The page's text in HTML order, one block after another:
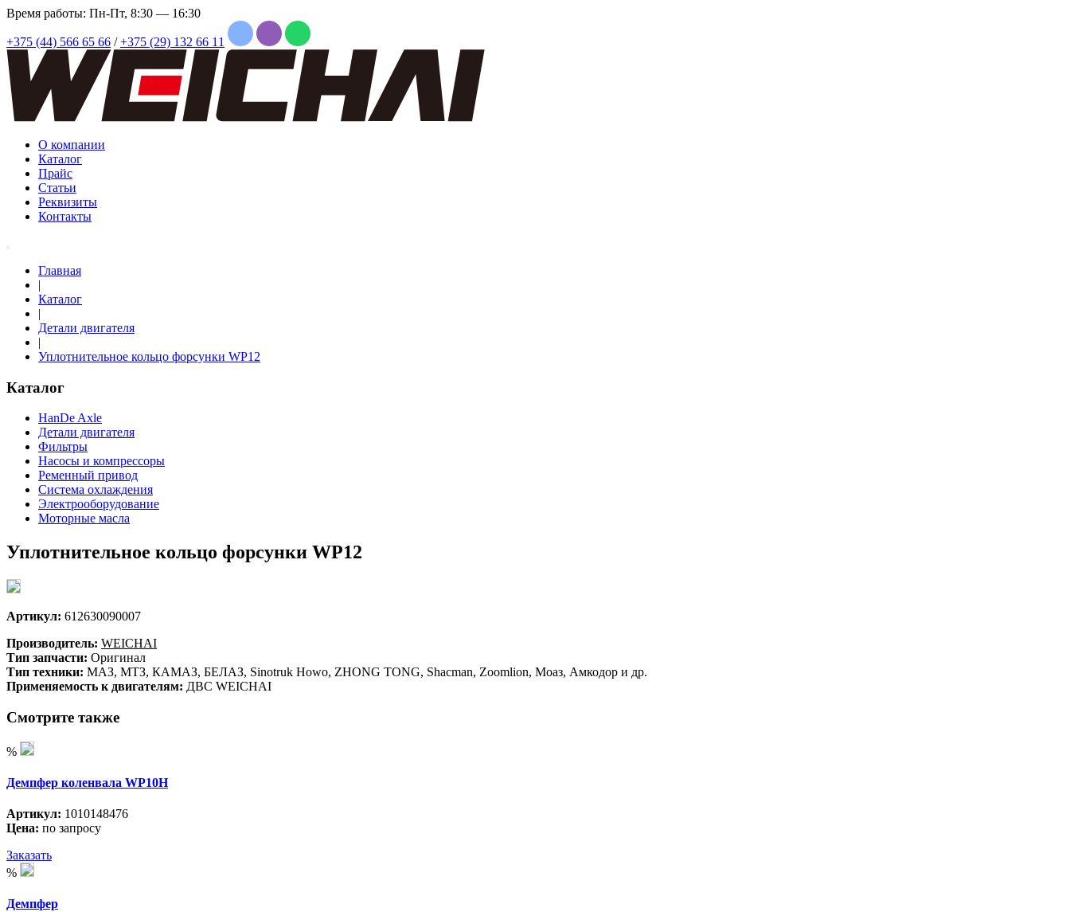
Время работы: Пн-Пт, 8:30 — 16:30
+375 (44) 566 65 66 / +375 (29) 132 66 11
О компании
Каталог
Прайс
Статьи
Реквизиты
Контакты
Главная
|
Каталог
|
Детали двигателя
|
Уплотнительное кольцо форсунки WP12
Каталог
HanDe Axle
Детали двигателя
Фильтры
Насосы и компрессоры
Ременный привод
Система охлаждения
Электрооборудование
Моторные масла
Уплотнительное кольцо форсунки WP12
Артикул: 612630090007
Производитель: WEICHAI
Тип запчасти: Оригинал
Тип техники: МАЗ, МТЗ, КАМАЗ, БЕЛАЗ, Sinotruk Howo, ZHONG TONG, Shacman, Zoomlion, Моаз, Амкодор и др.
Применяемость к двигателям: ДВС WEICHAI
Смотрите также
%
Демпфер коленвала WP10H
Артикул: 1010148476
Цена: по запросу
Заказать
%
Демпфер